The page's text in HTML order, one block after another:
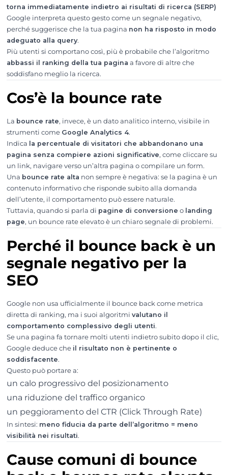
torna immediatamente indietro ai risultati di ricerca (SERP)
Google interpreta questo gesto come un segnale negativo,
perché suggerisce che la tua pagina non ha risposto in modo
adeguato alla query.
Più utenti si comportano così, più è probabile che l’algoritmo
abbassi il ranking della tua pagina a favore di altre che
soddisfano meglio la ricerca.
Cos’è la bounce rate
La bounce rate, invece, è un dato analitico interno, visibile in
strumenti come Google Analytics 4.
Indica la percentuale di visitatori che abbandonano una
pagina senza compiere azioni significative, come cliccare su
un link, navigare verso un’altra pagina o compilare un form.
Una bounce rate alta non sempre è negativa: se la pagina è un
contenuto informativo che risponde subito alla domanda
dell’utente, il comportamento può essere naturale.
Tuttavia, quando si parla di pagine di conversione o landing
page, un bounce rate elevato è un chiaro segnale di problemi.
Perché il bounce back è un
segnale negativo per la
SEO
Google non usa ufficialmente il bounce back come metrica
diretta di ranking, ma i suoi algoritmi valutano il
comportamento complessivo degli utenti.
Se una pagina fa tornare molti utenti indietro subito dopo il clic,
Google deduce che il risultato non è pertinente o
soddisfacente.
Questo può portare a:
un calo progressivo del posizionamento
una riduzione del traffico organico
un peggioramento del CTR (Click Through Rate)
In sintesi: meno fiducia da parte dell’algoritmo = meno
visibilità nei risultati.
Cause comuni di bounce